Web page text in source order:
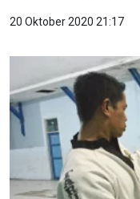
20 Oktober 2020 21:17